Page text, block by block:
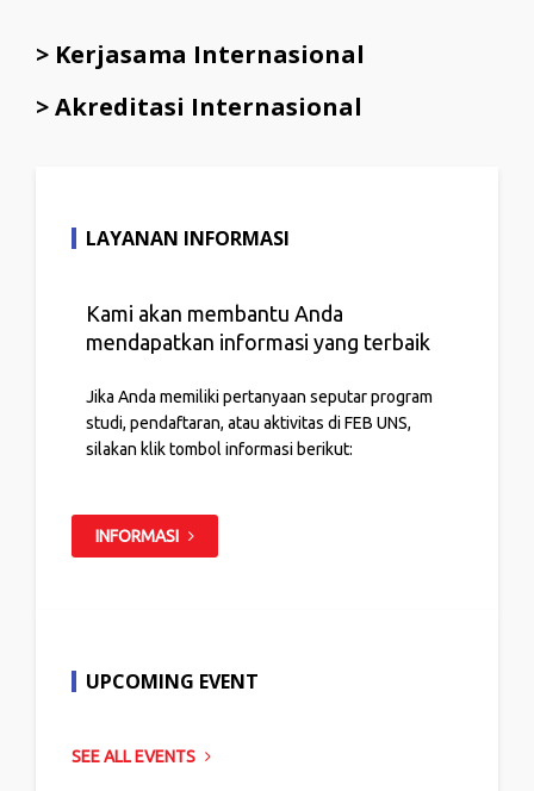
> Kerjasama Internasional
> Akreditasi Internasional
LAYANAN INFORMASI
Kami akan membantu Anda
mendapatkan informasi yang terbaik
Jika Anda memiliki pertanyaan seputar program
studi, pendaftaran, atau aktivitas di FEB UNS,
silakan klik tombol informasi berikut:
INFORMASI
UPCOMING EVENT
SEE ALL EVENTS